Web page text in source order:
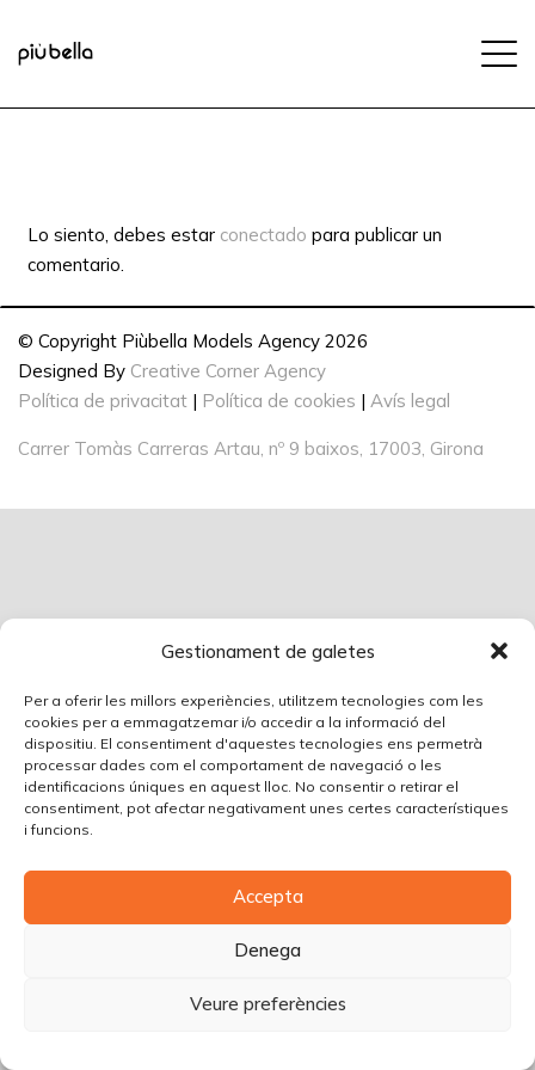
Gestionament de galetes
Per a oferir les millors experiències, utilitzem tecnologies com les
cookies per a emmagatzemar i/o accedir a la informació del
dispositiu. El consentiment d'aquestes tecnologies ens permetrà
processar dades com el comportament de navegació o les
identificacions úniques en aquest lloc. No consentir o retirar el
consentiment, pot afectar negativament unes certes característiques
i funcions.
Accepta
Denega
Veure preferències
Lo siento, debes estar conectado para publicar un
comentario.
© Copyright Piùbella Models Agency 2026
Designed By Creative Corner Agency
Política de privacitat | Política de cookies | Avís legal
Carrer Tomàs Carreras Artau, nº 9 baixos, 17003, Girona